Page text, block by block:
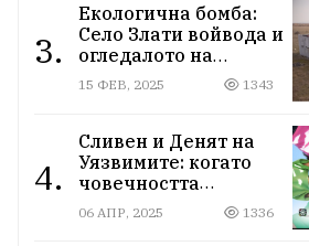
3.
Екологична бомба:
Село Злати войвода и
огледалото на
управлението
15 ФЕВ, 2025 1343
4.
Сливен и Денят на
Уязвимите: когато
човечността
надмогва
предразсъдъците
06 АПР, 2025 1336